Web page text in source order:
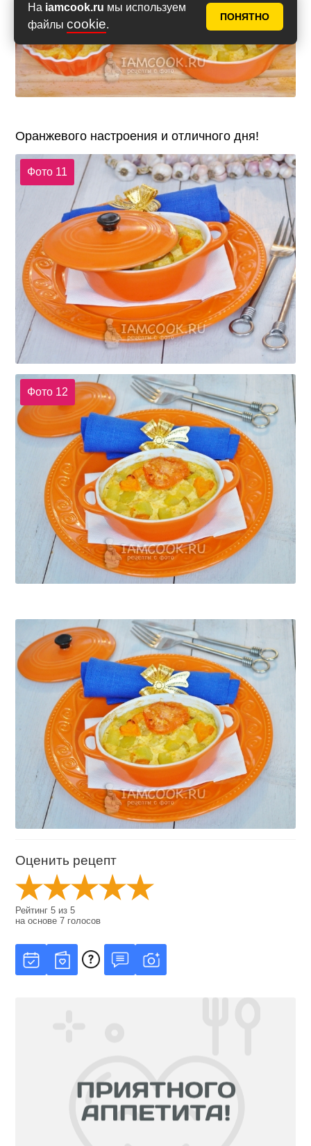
На iamcook.ru мы используем
файлы cookie.
ПОНЯТНО
Оранжевого настроения и отличного дня!
Фото 11
Фото 12
Оценить рецепт
Рейтинг5 из5
на основе7 голосов